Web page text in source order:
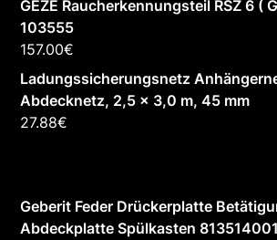
GEZE Raucherkennungsteil RSZ 6 (
103555
157.00€
Ladungssicherungsnetz
Abdecknetz, 2,5 x 3,0 m, 45 mm
27.88€
Geberit Feder Drückerplatte
Abdeckplatte Spülkasten 813514001